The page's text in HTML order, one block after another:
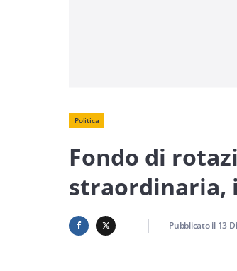
Politica
Fondo di
straordinaria,
Pubblicato il 13